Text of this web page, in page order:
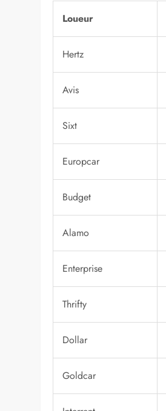
Loueur
Hertz
Avis
Sixt
Europcar
Budget
Alamo
Enterprise
Thrifty
Dollar
Goldcar